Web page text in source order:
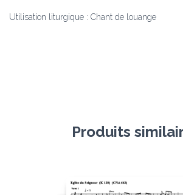
Utilisation liturgique : Chant de louange
Produits